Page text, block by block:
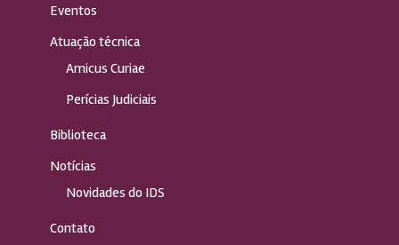
Eventos
Atuação técnica
Amicus Curiae
Perícias Judiciais
Biblioteca
Notícias
Novidades do IDS
Contato